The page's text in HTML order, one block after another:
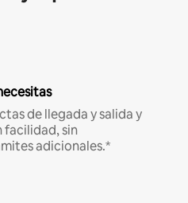
de llegada y salida y
facilidad, sin
adicionales.*